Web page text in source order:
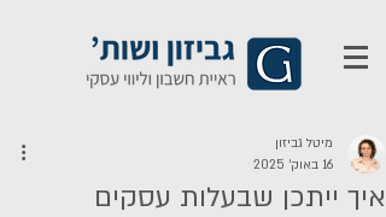
איך ייתכן שבעלות עסקים
מיטל גביזון
16 באוק׳ 2025